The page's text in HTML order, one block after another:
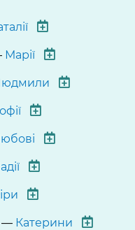
Марії
— Катерини